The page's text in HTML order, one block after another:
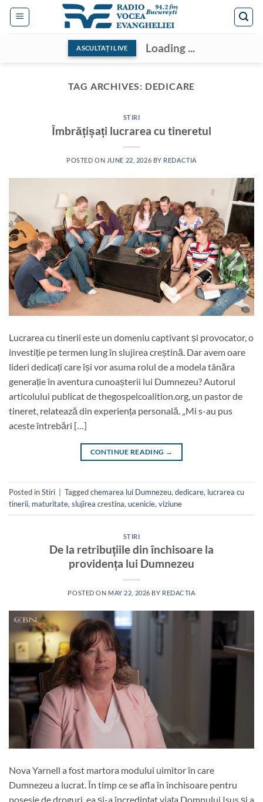
Skip
ASCULTAȚI LIVE Loading ...
TAG ARCHIVES: DEDICARE
STIRI
Îmbrățișați lucrarea cu tineretul
POSTED ON JUNE 22, 2026 BY REDACTIA
Lucrarea cu tinerii este un domeniu captivant și provocator, o
investiție pe termen lung în slujirea creștină. Dar avem oare
lideri dedicați care își vor asuma rolul de a modela tânăra
generație în aventura cunoașterii lui Dumnezeu? Autorul
articolului publicat de thegospelcoalition.org, un pastor de
tineret, relatează din experiența personală. „Mi s-au pus
aceste întrebări […]
CONTINUE READING →
Posted inStiri Taggedchemarea lui Dumnezeu, dedicare, lucrarea cu
tinerii, maturitate, slujirea crestina, ucenicie, viziune
STIRI
De la retribuțiile din închisoare la
providența lui Dumnezeu
POSTED ON MAY 22, 2026 BY REDACTIA
Nova Yarnell a fost martora modului uimitor în care
Dumnezeu a lucrat. În timp ce se afla în închisoare pentru
posesie de droguri, ea și-a încredințat viața Domnului Isus și a